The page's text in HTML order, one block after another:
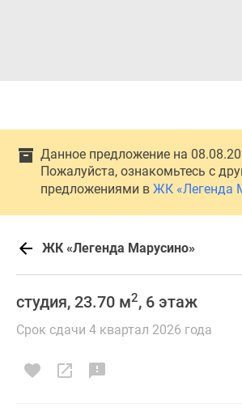
Данное предложение на
Пожалуйста, ознакомьтесь с
предложениями в ЖК «Легенда
ЖК «Легенда Марусино»
студия, 23.70 м2, 6 этаж
Срок сдачи 4 квартал 2026 года